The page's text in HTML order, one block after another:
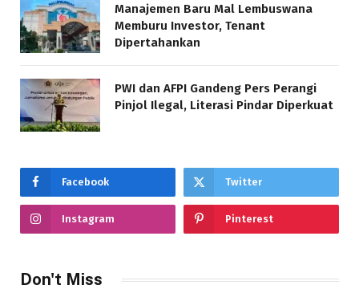
Manajemen Baru Mal Lembuswana
Memburu Investor, Tenant
Dipertahankan
PWI dan AFPI Gandeng Pers Perangi
Pinjol Ilegal, Literasi Pindar Diperkuat
Facebook Twitter
Instagram Pinterest
Don't Miss